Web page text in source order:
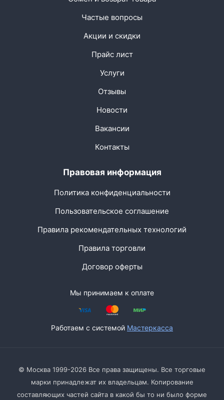
Частые вопросы
Акции и скидки
Прайс лист
Услуги
Отзывы
Новости
Вакансии
Контакты
Правовая информация
Политика конфиденциальности
Пользовательское соглашение
Правила рекомендательных технологий
Правила торговли
Договор оферты
Мы принимаем к оплате
Работаем с системой Мастеркасса
© Москва 1999-2026 Все права защищены. Все торговые
марки принадлежат их владельцам. Копирование
составляющих частей сайта в какой бы то ни было форме